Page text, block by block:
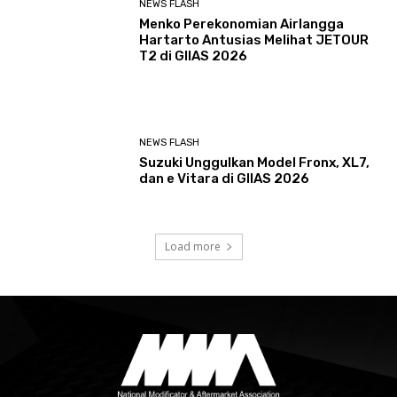
NEWS FLASH
Menko Perekonomian Airlangga
Hartarto Antusias Melihat JETOUR
T2 di GIIAS 2026
NEWS FLASH
Suzuki Unggulkan Model Fronx, XL7,
dan e Vitara di GIIAS 2026
Load more